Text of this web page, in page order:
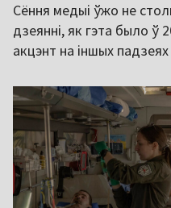
Сёння медыі ўжо не
дзеянні, як гэта было ў
акцэнт на іншых